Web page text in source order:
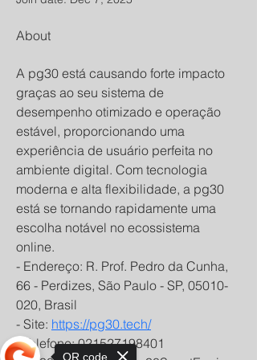
About
A pg30 está causando forte impacto
graças ao seu sistema de
desempenho otimizado e operação
estável, proporcionando uma
experiência de usuário perfeita no
ambiente digital. Com tecnologia
moderna e alta flexibilidade, a pg30
está se tornando rapidamente uma
escolha notável no ecossistema
online.
- Endereço: R. Prof. Pedro da Cunha,
66 - Perdizes, São Paulo - SP, 05010-
020, Brasil
- Site: https://pg30.tech/
- Telefone: 021527198401
QR code